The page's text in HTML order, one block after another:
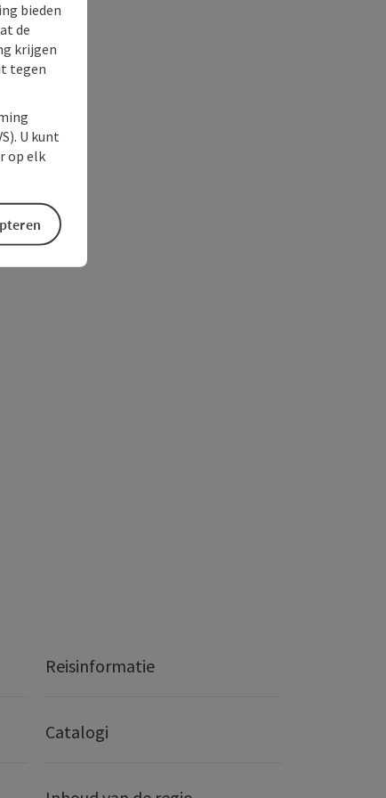
Reisinformatie
Catalogi
bieden
de
krijgen
tegen
U kunt
op elk